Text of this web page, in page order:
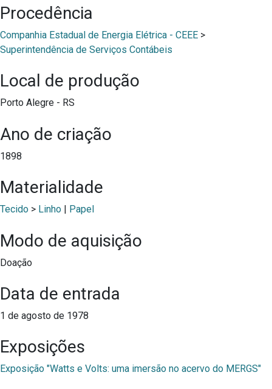
Procedência
Companhia Estadual de Energia Elétrica - CEEE >
Superintendência de Serviços Contábeis
Local de produção
Porto Alegre - RS
Ano de criação
1898
Materialidade
Tecido > Linho Papel
Modo de aquisição
Doação
Data de entrada
1 de agosto de 1978
Exposições
Exposição "Watts e Volts: uma imersão no acervo do MERGS"